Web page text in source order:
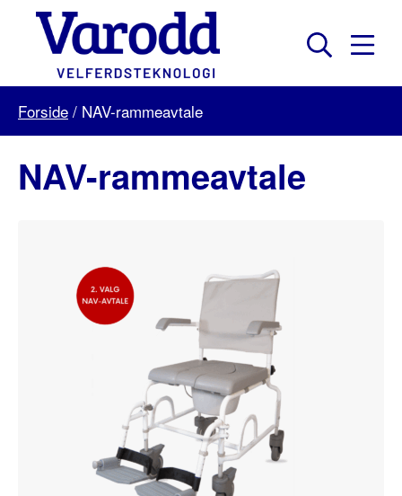
Varodd
Velferdsteknologi
Menu
Forside / NAV-rammeavtale
NAV-rammeavtale